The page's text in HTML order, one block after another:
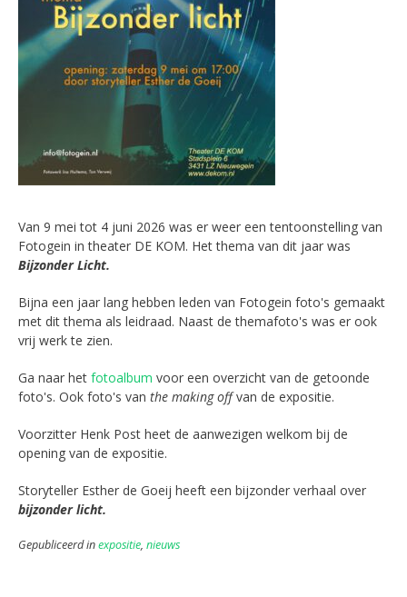
Van 9 mei tot 4 juni 2026 was er weer een tentoonstelling van
Fotogein in theater DE KOM. Het thema van dit jaar was
Bijzonder Licht.
Bijna een jaar lang hebben leden van Fotogein foto's gemaakt
met dit thema als leidraad. Naast de themafoto's was er ook
vrij werk te zien.
Ga naar het fotoalbum voor een overzicht van de getoonde
foto's. Ook foto's van the making offvan de expositie.
Voorzitter Henk Post heet de aanwezigen welkom bij de
opening van de expositie.
Storyteller Esther de Goeij heeft een bijzonder verhaal over
bijzonder licht.
Gepubliceerd inexpositie, nieuws